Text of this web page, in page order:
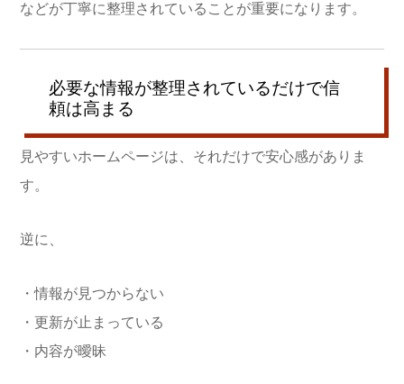
などが丁寧に整理されていることが重要になります。
必要な情報が整理されているだけで信
頼は高まる
見やすいホームページは、それだけで安心感がありま
す。
逆に、
・情報が見つからない
・更新が止まっている
・内容が曖昧